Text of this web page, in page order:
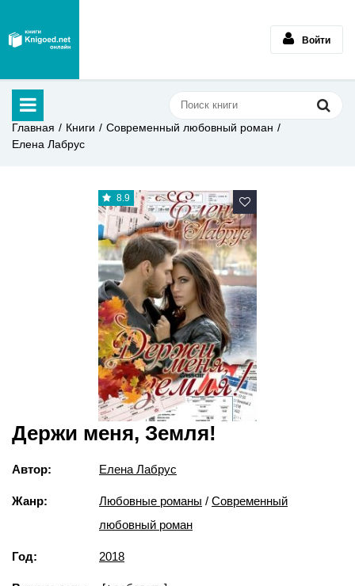
Войти
Главная Книги
Современный любовный роман
Елена Лабрус
8.9
Держи меня, Земля!
Автор: Елена Лабрус
Жанр: Любовные романы / Современный
любовный роман
Год: 2018